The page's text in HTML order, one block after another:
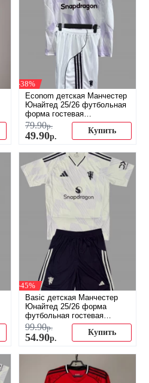
-38%
Econom детская Манчестер
Юнайтед 25/26 футбольная
форма гостевая
(распродажа)
79.90р.
49.90р.
Купить
-45%
Basic детская Манчестер
Юнайтед 25/26 форма
футбольная гостевая
(распродажа)
99.90р.
54.90р.
Купить